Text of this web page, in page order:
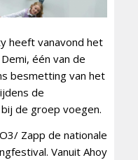
heeft vanavond het
één van de
besmetting van het
de
de groep voegen.
Zapp de nationale
Vanuit Ahoy